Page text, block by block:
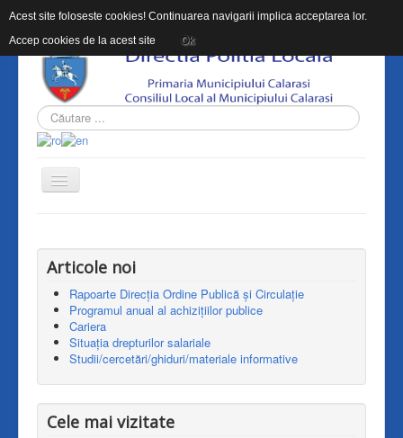
Cautare
CONTACT
INTEGRITATEA INSTITUTIONALA
Articole noi
Rapoarte Direcția Ordine Publică și Circulație
Programul anual al achizițiilor publice
Cariera
Situația drepturilor salariale
Studii/cercetări/ghiduri/materiale informative
Cele mai vizitate
Acest site foloseste cookies! Continuarea navigarii implica acceptarea lor.
Accep cookies de la acest site
Ok